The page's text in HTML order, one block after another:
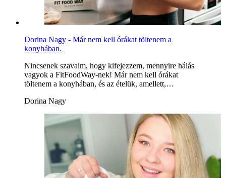
Dorina Nagy - Már nem kell órákat töltenem a
konyhában.
Nincsenek szavaim, hogy kifejezzem, mennyire hálás
vagyok a FitFoodWay-nek! Már nem kell órákat
töltenem a konyhában, és az ételük, amellett,…
Dorina Nagy